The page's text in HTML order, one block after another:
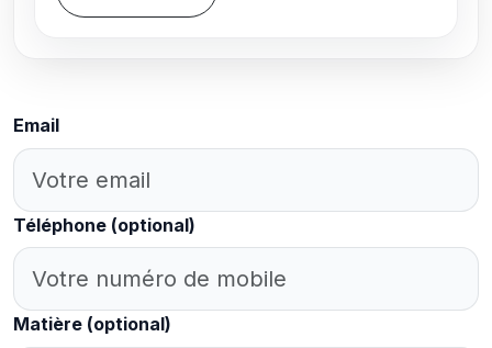
Email
Téléphone (optional)
Matière (optional)